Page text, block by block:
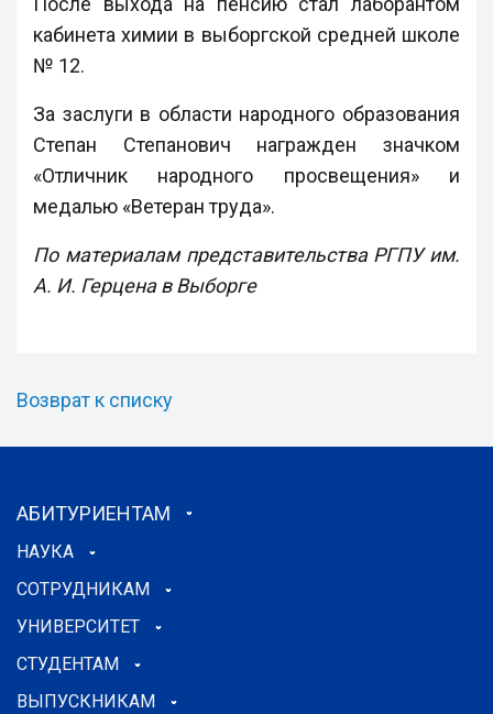
кабинета химии в выборгской средней школе
№ 12.
За заслуги в области народного образования
Степан Степанович награжден значком
«Отличник народного просвещения» и
медалью «Ветеран труда».
По материалам представительства РГПУ им.
А. И. Герцена в Выборге
Возврат к списку
АБИТУРИЕНТАМ
НАУКА
СОТРУДНИКАМ
УНИВЕРСИТЕТ
СТУДЕНТАМ
ВЫПУСКНИКАМ